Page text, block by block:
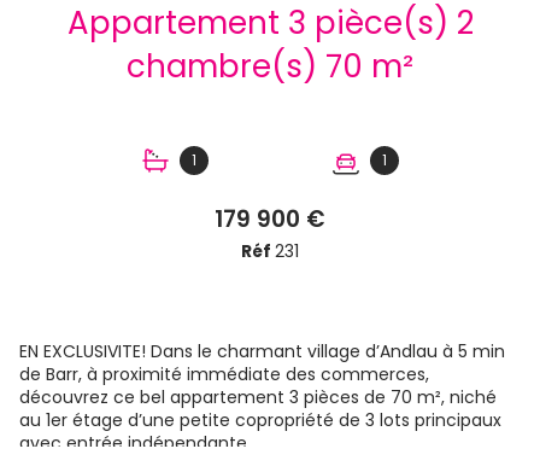
Appartement 3 pièce(s) 2
chambre(s) 70 m²
1 1
179 900 €
Réf 231
EN EXCLUSIVITE! Dans le charmant village d’Andlau à 5 min
de Barr, à proximité immédiate des commerces,
découvrez ce bel appartement 3 pièces de 70 m², niché
au 1er étage d’une petite copropriété de 3 lots principaux
avec entrée indépendante.